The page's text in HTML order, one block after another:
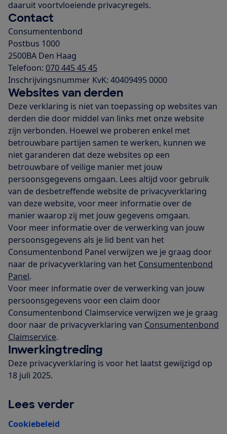
daaruit voortvloeiende privacyregels.
Contact
Consumentenbond
Postbus 1000
2500BA Den Haag
Telefoon: 070 445 45 45
Inschrijvingsnummer KvK: 40409495 0000
Websites van derden
Deze verklaring is niet van toepassing op websites van
derden die door middel van links met onze website
zijn verbonden. Hoewel we proberen enkel met
betrouwbare partijen samen te werken, kunnen we
niet garanderen dat deze websites op een
betrouwbare of veilige manier met jouw
persoonsgegevens omgaan. Lees altijd voor gebruik
van de desbetreffende website de privacyverklaring
van deze website, voor meer informatie over de
manier waarop zij met jouw gegevens omgaan.
Voor meer informatie over de verwerking van jouw
persoonsgegevens als je lid bent van het
Consumentenbond Panel verwijzen we je graag door
naar de privacyverklaring van het Consumentenbond
Panel.
Voor meer informatie over de verwerking van jouw
persoonsgegevens voor een claim door
Consumentenbond Claimservice verwijzen we je graag
door naar de privacyverklaring van Consumentenbond
Claimservice.
Inwerkingtreding
Deze privacyverklaring is voor het laatst gewijzigd op
18 juli 2025.
Lees verder
Cookiebeleid